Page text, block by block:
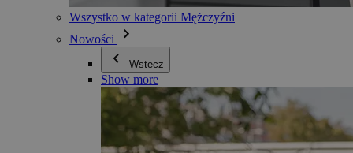
Wszystko w kategorii Mężczyźni
Nowości
Wstecz
Show more